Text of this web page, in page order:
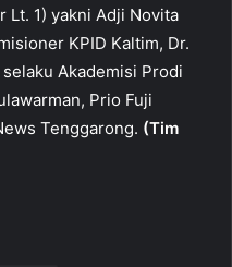
Lt. 1) yakni Adji Novita
KPID Kaltim, Dr.
Akademisi Prodi
Prio Fuji
Tenggarong. (Tim